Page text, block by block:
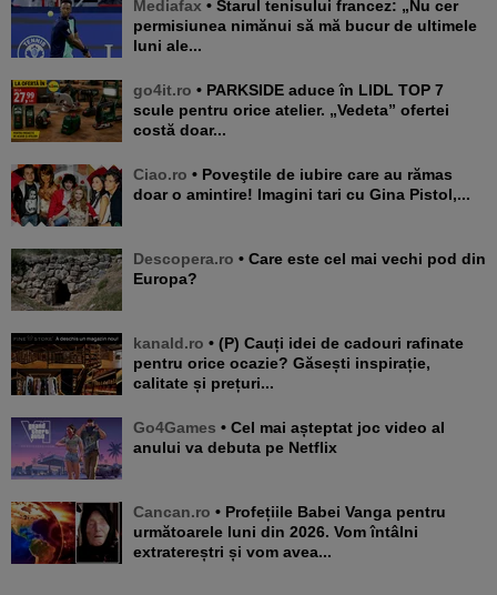
Mediafax • Starul tenisului francez: „Nu cer
permisiunea nimănui să mă bucur de ultimele
luni ale...
go4it.ro • PARKSIDE aduce în LIDL TOP 7
scule pentru orice atelier. „Vedeta” ofertei
costă doar...
Ciao.ro • Poveştile de iubire care au rămas
doar o amintire! Imagini tari cu Gina Pistol,...
Descopera.ro • Care este cel mai vechi pod din
Europa?
kanald.ro • (P) Cauți idei de cadouri rafinate
pentru orice ocazie? Găsești inspirație,
calitate și prețuri...
Go4Games • Cel mai așteptat joc video al
anului va debuta pe Netflix
Cancan.ro • Profețiile Babei Vanga pentru
următoarele luni din 2026. Vom întâlni
extratereștri și vom avea...